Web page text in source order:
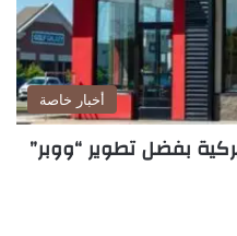
أخبار خاصة
بفضل تطوير “ووبر”